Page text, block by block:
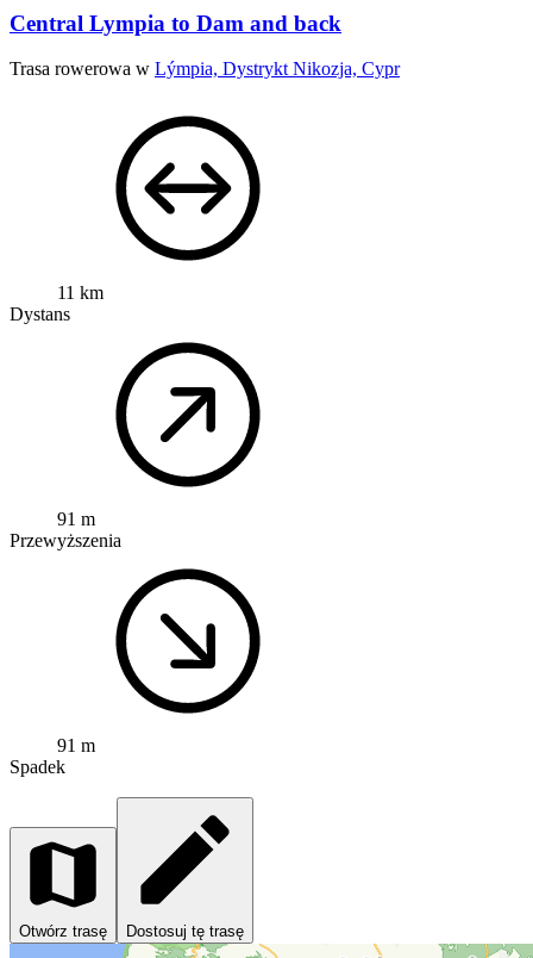
Central Lympia to Dam and back
Trasa rowerowa w Lýmpia, Dystrykt Nikozja, Cypr
11 km
Dystans
91 m
Przewyższenia
91 m
Spadek
Otwórz trasę Dostosuj tę trasę